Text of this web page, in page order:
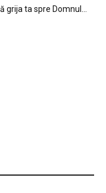
grija ta spre Domnul…